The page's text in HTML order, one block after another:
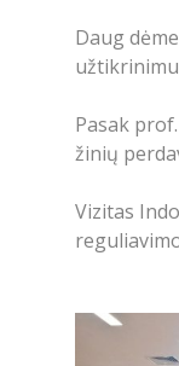
Daug
Pasak
žinių
Vizitas